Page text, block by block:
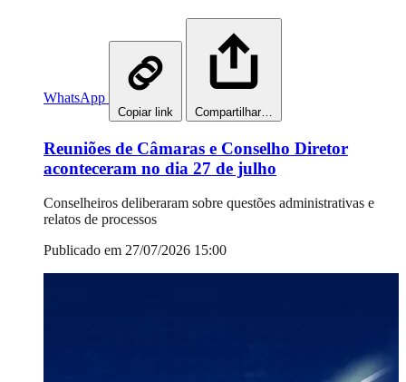
WhatsApp
Copiar link Compartilhar…
Reuniões de Câmaras e Conselho Diretor
aconteceram no dia 27 de julho
Conselheiros deliberaram sobre questões administrativas e
relatos de processos
Publicado em 27/07/2026 15:00